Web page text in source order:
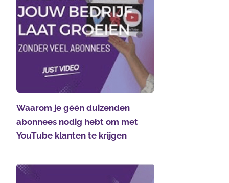
Waarom je géén duizenden
abonnees nodig hebt om met
YouTube klanten te krijgen